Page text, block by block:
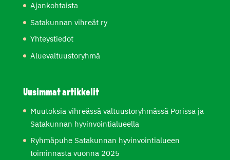
Ajankohtaista
Satakunnan vihreät ry
Yhteystiedot
Aluevaltuustoryhmä
Uusimmat artikkelit
Muutoksia vihreässä valtuustoryhmässä Porissa ja
Satakunnan hyvinvointialueella
Ryhmäpuhe Satakunnan hyvinvointialueen
toiminnasta vuonna 2025